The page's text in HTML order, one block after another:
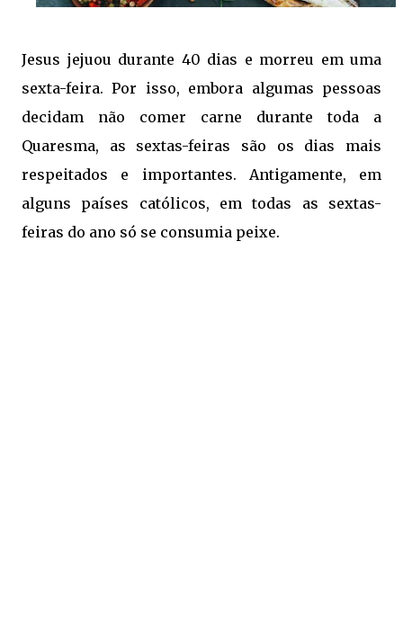
Jesus jejuou durante 40 dias e morreu em uma
sexta-feira. Por isso, embora algumas pessoas
decidam não comer carne durante toda a
Quaresma, as sextas-feiras são os dias mais
respeitados e importantes. Antigamente, em
alguns países católicos, em todas as sextas-
feiras do ano só se consumia peixe.